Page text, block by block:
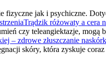
fizyczne jak i psychiczne.
Trądzik różowaty a cera
czy teleangiektazje, mogą
– zdrowe złuszczanie
skóry, która zyskuje